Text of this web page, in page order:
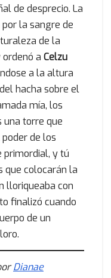
de desprecio. La
la sangre de
de la
a Celzu
a la altura
hacha sobre el
mía, los
una torre que
de los
primordial, y tú
que colocarán la
lloriqueaba con
finalizó cuando
de un
Dianae